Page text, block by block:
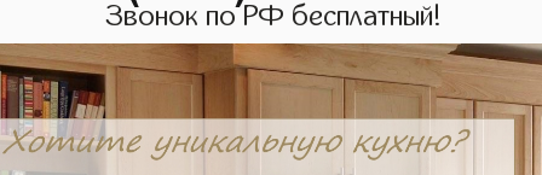
Звонок по РФ бесплатный!